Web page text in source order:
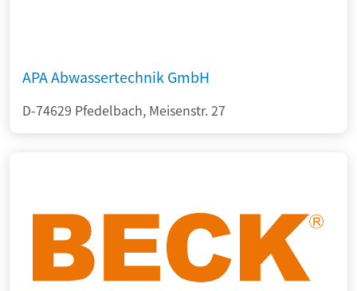
APA Abwassertechnik GmbH
D-74629 Pfedelbach, Meisenstr. 27